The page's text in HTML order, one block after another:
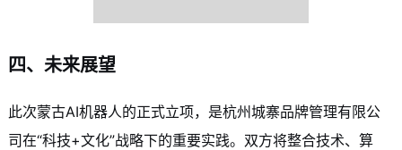
四、未来展望
此次蒙古AI机器人的正式立项，是杭州城寨品牌管理有限公
司在“科技+文化”战略下的重要实践。双方将整合技术、算